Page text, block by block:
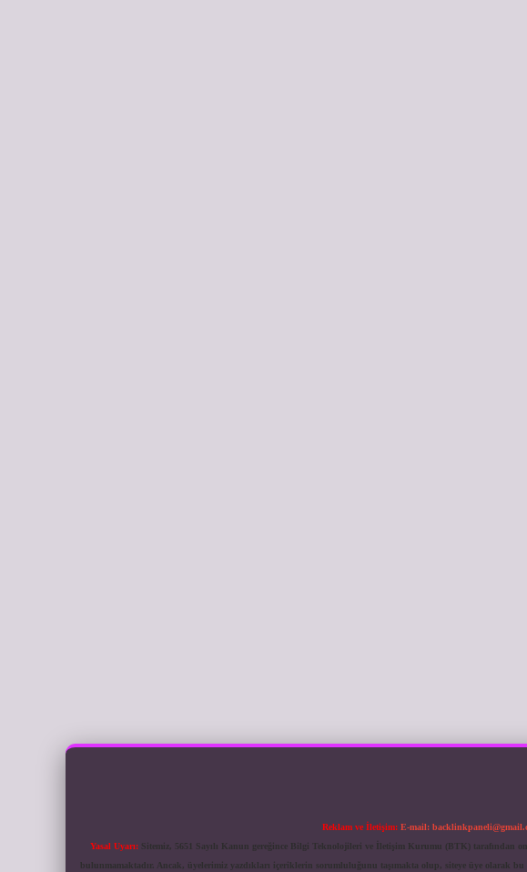
Reklam ve İletişim: E-mail:
Yasal Uyarı: Sitemiz, 5651 Sayılı Kanun gereğince Bilgi Teknolojileri ve İletişim Kurumu (BTK) tarafından
bulunmamaktadır. Ancak, üyelerimiz yazdıkları içeriklerin sorumluluğunu taşımakta olup, siteye üye olarak